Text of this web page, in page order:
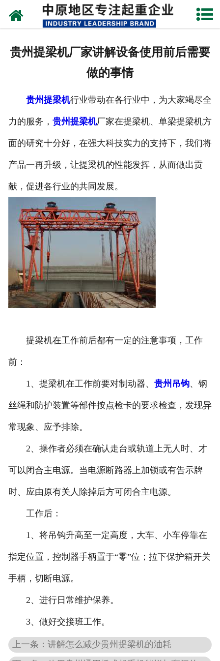
网站首页
企业视频
成功案例
贵州提梁机厂家讲解设备使用前后需要
做的事情
贵州提梁机行业带动在各行业中，为大家竭尽全
力的服务， 贵州提梁机厂家在提梁机、单梁提梁机方
面的研究十分好，在强大科技实力的支持下，我们将
产品一再升级，让提梁机的性能发挥，从而做出贡
献，促进各行业的共同发展。
提梁机在工作前后都有一定的注意事项，工作
前：
1、提梁机在工作前要对制动器、 贵州吊钩、钢
丝绳和防护装置等部件按点检卡的要求检查，发现异
常现象、应予排除。
2、操作者必须在确认走台或轨道上无人时、才
可以闭合主电源。当电源断路器上加锁或有告示牌
时、应由原有关人除掉后方可闭合主电源。
工作后：
1、将吊钩升高至一定高度，大车、小车停靠在
指定位置，控制器手柄置于“零”位；拉下保护箱开关
手柄，切断电源。
2、进行日常维护保养。
3、做好交接班工作。
上一条：讲解怎么减少贵州提梁机的油耗